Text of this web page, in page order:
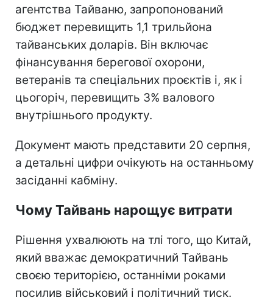
агентства Тайваню, запропонований
бюджет перевищить 1,1 трильйона
тайванських доларів. Він включає
фінансування берегової охорони,
ветеранів та спеціальних проєктів і, як і
цьогоріч, перевищить 3% валового
внутрішнього продукту.
Документ мають представити 20 серпня,
а детальні цифри очікують на останньому
засіданні кабміну.
Чому Тайвань нарощує витрати
Рішення ухвалюють на тлі того, що Китай,
який вважає демократичний Тайвань
своєю територією, останніми роками
посилив військовий і політичний тиск.